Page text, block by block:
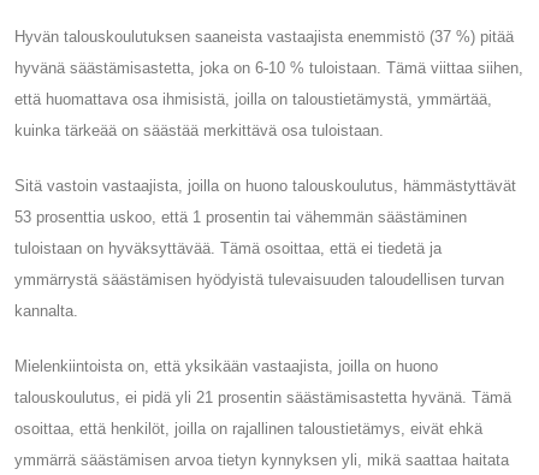
Hyvän talouskoulutuksen saaneista vastaajista enemmistö (37 %) pitää
hyvänä säästämisastetta, joka on 6-10 % tuloistaan. Tämä viittaa siihen,
että huomattava osa ihmisistä, joilla on taloustietämystä, ymmärtää,
kuinka tärkeää on säästää merkittävä osa tuloistaan.
Sitä vastoin vastaajista, joilla on huono talouskoulutus, hämmästyttävät
53 prosenttia uskoo, että 1 prosentin tai vähemmän säästäminen
tuloistaan ​​on hyväksyttävää. Tämä osoittaa, että ei tiedetä ja
ymmärrystä säästämisen hyödyistä tulevaisuuden taloudellisen turvan
kannalta.
Mielenkiintoista on, että yksikään vastaajista, joilla on huono
talouskoulutus, ei pidä yli 21 prosentin säästämisastetta hyvänä. Tämä
osoittaa, että henkilöt, joilla on rajallinen taloustietämys, eivät ehkä
ymmärrä säästämisen arvoa tietyn kynnyksen yli, mikä saattaa haitata